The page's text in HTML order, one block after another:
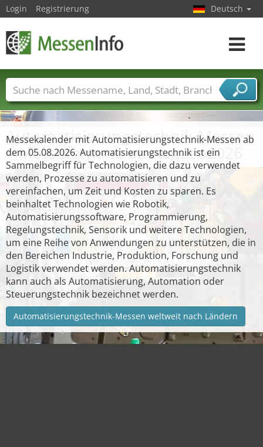
Automatisierungstechnik-Messen
– Messetermine ab August 2026
Messekalender mit Automatisierungstechnik-Messen ab
dem 05.08.2026. Automatisierungstechnik ist ein
Sammelbegriff für Technologien, die dazu verwendet
werden, Prozesse zu automatisieren und zu
vereinfachen, um Zeit und Kosten zu sparen. Es
beinhaltet Technologien wie Robotik,
Automatisierungssoftware, Programmierung,
Regelungstechnik, Sensorik und weitere Technologien,
um eine Reihe von Anwendungen zu unterstützen, die in
den Bereichen Industrie, Produktion, Forschung und
Logistik verwendet werden. Automatisierungstechnik
kann auch als Automatisierung, Automation oder
Steuerungstechnik bezeichnet werden.
Automatisierungstechnik-Messen weltweit nach Ländern
Login Registrierung Deutsch
Toggle
Messenamen Länder Städte
Branchen
Dienstleisterbranchen